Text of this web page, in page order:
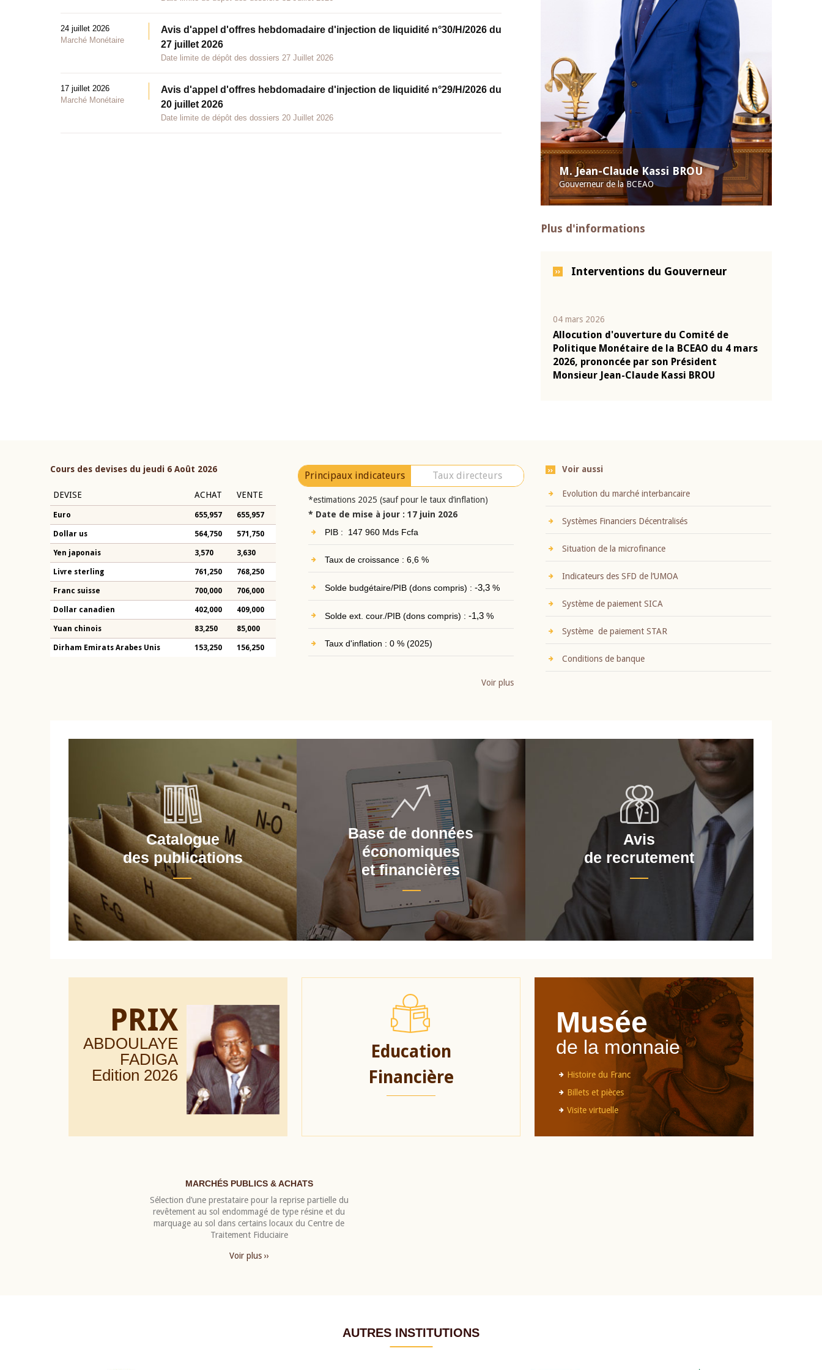
M. Jean-Claude Kassi BROU
Gouverneur de la BCEAO
Plus d'informations
Interventions du Gouverneur
04 mars 2026
Allocution d'ouverture du Comité de
Politique Monétaire de la BCEAO du 4 mars
2026, prononcée par son Président
Monsieur Jean-Claude Kassi BROU
24 juillet 2026
Marché Monétaire
Avis d'appel d'offres hebdomadaire d'injection de liquidité n°30/H/2026 du
27 juillet 2026
Date limite de dépôt des dossiers 27 Juillet 2026
17 juillet 2026
Marché Monétaire
Avis d'appel d'offres hebdomadaire d'injection de liquidité n°29/H/2026 du
20 juillet 2026
Date limite de dépôt des dossiers 20 Juillet 2026
Cours des devises du jeudi 6 Août 2026
DEVISE ACHAT VENTE
Euro 655,957 655,957
Dollar us 564,750 571,750
Yen japonais 3,570 3,630
Livre sterling 761,250 768,250
Franc suisse 700,000 706,000
Dollar canadien 402,000 409,000
Yuan chinois 83,250 85,000
Dirham Emirats Arabes Unis 153,250 156,250
Principaux indicateurs Taux directeurs
*estimations 2025 (sauf pour le taux d’inflation)
* Date de mise à jour : 17 juin 2026
PIB : 147 960 Mds Fcfa
Taux de croissance : 6,6 %
Solde budgétaire/PIB (dons compris) : -3,3%
Solde ext. cour./PIB (dons compris) : -1,3%
Taux d'inflation : 0 % (2025)
Voir plus
Voir aussi
Evolution du marché interbancaire
Systèmes Financiers Décentralisés
Situation de la microfinance
Indicateurs des SFD de l’UMOA
Système de paiement SICA
Système de paiement STAR
Conditions de banque
Catalogue
des publications
Base de données
économiques
et financières
Avis
de recrutement
PRIX
ABDOULAYE
FADIGA
Edition 2026
Education
Financière
Musée
de la monnaie
Histoire du Franc
Billets et pièces
Visite virtuelle
MARCHÉS PUBLICS & ACHATS
Sélection d’une prestataire pour la reprise partielle du
revêtement au sol endommagé de type résine et du
marquage au sol dans certains locaux du Centre de
Traitement Fiduciaire
Voir plus ››
AUTRES INSTITUTIONS